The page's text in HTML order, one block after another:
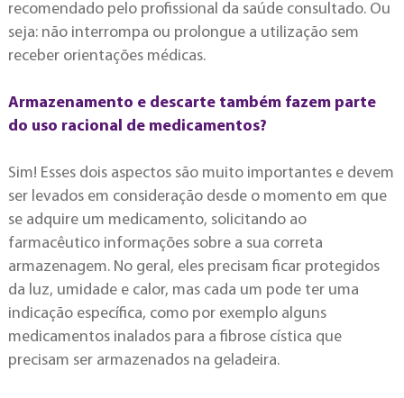
recomendado pelo profissional da saúde consultado. Ou
seja: não interrompa ou prolongue a utilização sem
receber orientações médicas.
Armazenamento e descarte também fazem parte
do uso racional de medicamentos?
Sim! Esses dois aspectos são muito importantes e devem
ser levados em consideração desde o momento em que
se adquire um medicamento, solicitando ao
farmacêutico informações sobre a sua correta
armazenagem. No geral, eles precisam ficar protegidos
da luz, umidade e calor, mas cada um pode ter uma
indicação específica, como por exemplo alguns
medicamentos inalados para a fibrose cística que
precisam ser armazenados na geladeira.